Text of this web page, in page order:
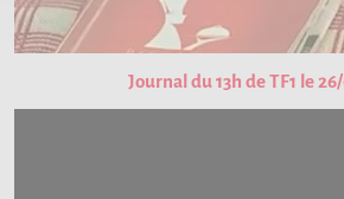
Journal du 13h de TF1 le